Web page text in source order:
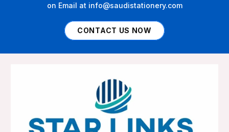
on Email at info@saudistationery.com
CONTACT US NOW